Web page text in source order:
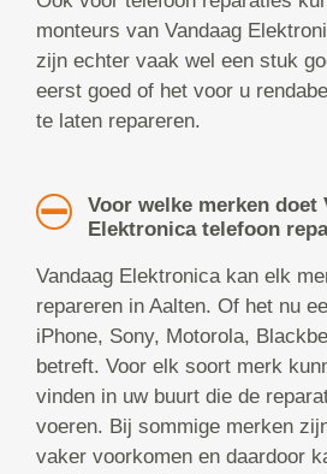
monteurs van Vandaag
zijn echter vaak wel een stuk
eerst goed of het voor u
te laten repareren.
Voor welke merken doet
Elektronica telefoon
Vandaag Elektronica kan elk
repareren in Aalten. Of het nu
iPhone, Sony, Motorola,
betreft. Voor elk soort merk
vinden in uw buurt die de
voeren. Bij sommige merken
vaker voorkomen en daardoor